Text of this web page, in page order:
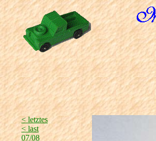
< letztes
< last
07/08